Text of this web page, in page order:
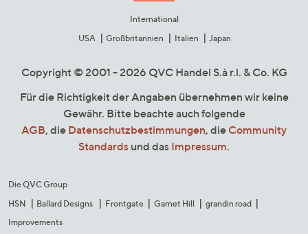
International
USA
Großbritannien Italien Japan
Copyright © 2001 - 2026 QVC Handel S.à r.l. & Co. KG
Für die Richtigkeit der Angaben übernehmen wir keine
Gewähr. Bitte beachte auch folgende
AGB, die Datenschutzbestimmungen, die Community
Standards und das Impressum.
Die QVC Group
HSN
Ballard Designs Frontgate Garnet Hill
grandin road
Improvements